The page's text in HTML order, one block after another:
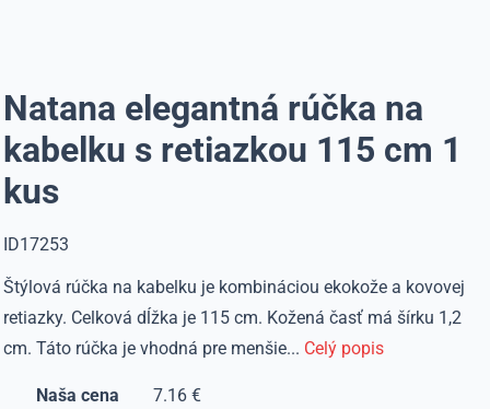
Natana elegantná rúčka na
kabelku s retiazkou 115 cm 1
kus
ID17253
Štýlová rúčka na kabelku je kombináciou ekokože a kovovej
retiazky. Celková dĺžka je 115 cm. Kožená časť má šírku 1,2
cm. Táto rúčka je vhodná pre menšie... Celý popis
Naša cena
7.16 €